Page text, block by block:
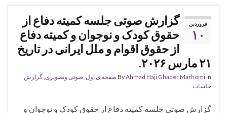
فروردین
۱۰
گزارش صوتی جلسه کمیته دفاع از
حقوق کودک و نوجوان و کمیته دفاع
از حقوق اقوام و ملل ایرانی در تاریخ
۲۱ مارس ۲۰۲۶.
ByAhmad Haji Ghader Marhomiin صفحه ی اول صوتی وتصویری گزارش
جلسات
گزارش صوتی جلسه کمیته دفاع از حقوق کودک و نوجوان و